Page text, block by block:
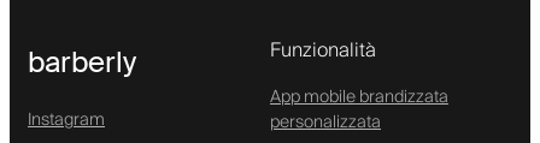
barberly
Instagram
Funzionalità
App mobile brandizzata
personalizzata